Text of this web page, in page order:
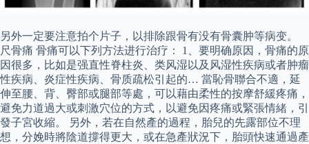
另外一定要注意拍个片子，以排除跟骨有没有骨囊肿等病变。
尺骨痛 骨痛可以下列方法进行治疗： 1、要明确原因，骨痛的原
因很多，比如是强直性脊柱炎、类风湿以及风湿性疾病或者肿瘤
性疾病、炎症性疾病、骨质疏松引起的… 當恥骨聯合不適，延
伸至腰、背、臀部或腿部等處，可以藉由柔性的按摩舒緩疼痛，
避免力道過大或刺激穴位的方式，以避免因疼痛或緊張情緒，引
發子宮收縮。 另外，若在自然產的過程，胎兒的先露部位不理
想，分娩時將陰道撐得更大，或在急產狀況下，胎頭快速通過產